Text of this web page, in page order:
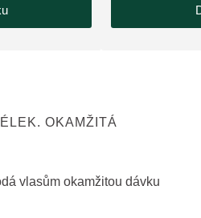
OKAMŽITÁ
vlasům okamžitou dávku